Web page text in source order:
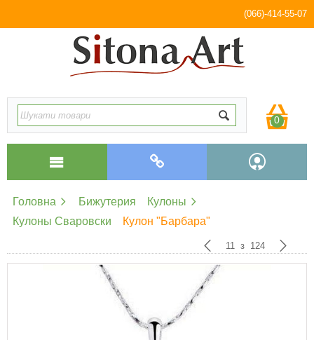
(066)-414-55-07
0
Головна Бижутерия
Кулоны
Кулоны Сваровски
Кулон "Барбара"
11 з 124